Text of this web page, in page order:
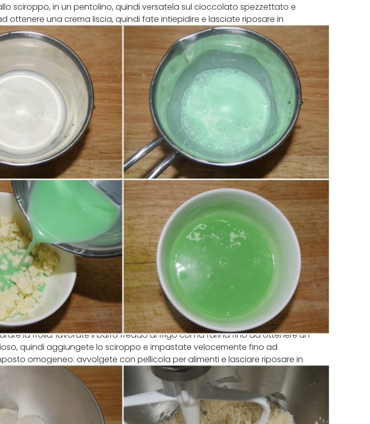
sciroppo, in un pentolino, quindi versatela sul cioccolato spezzettato e
ottenere una crema liscia, quindi fate intiepidire e lasciate riposare in
ottenere una consistenza spalmabile).
la frolla: lavorate il burro freddo di frigo con la farina fino ad ottenere un
quindi aggiungete lo sciroppo e impastate velocemente fino ad
omogeneo: avvolgete con pellicola per alimenti e lasciare riposare in
ora.